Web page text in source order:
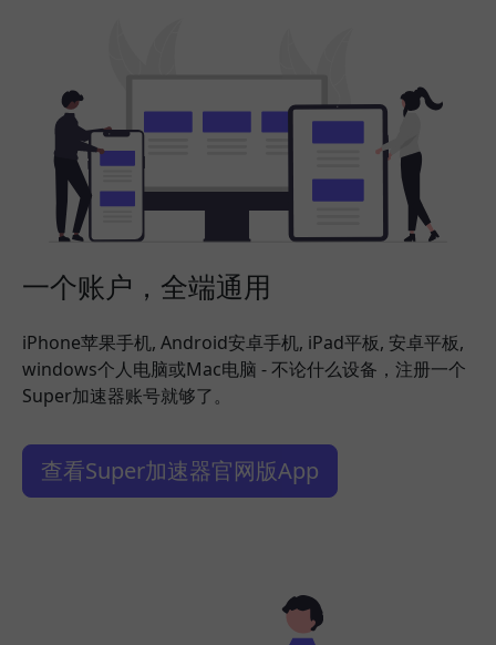
一个账户，全端通用
iPhone苹果手机, Android安卓手机, iPad平板, 安卓平板,
windows个人电脑或Mac电脑 - 不论什么设备，注册一个
Super加速器账号就够了。
查看Super加速器官网版App